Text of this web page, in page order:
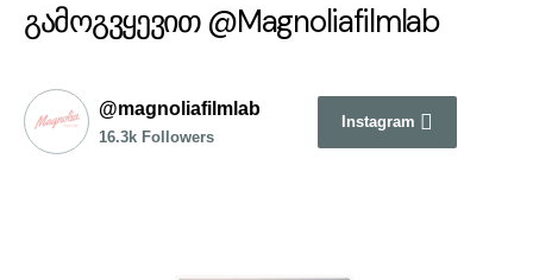
გამოგვყევით @Magnoliafilmlab
@magnoliafilmlab
16.3k Followers
Instagram